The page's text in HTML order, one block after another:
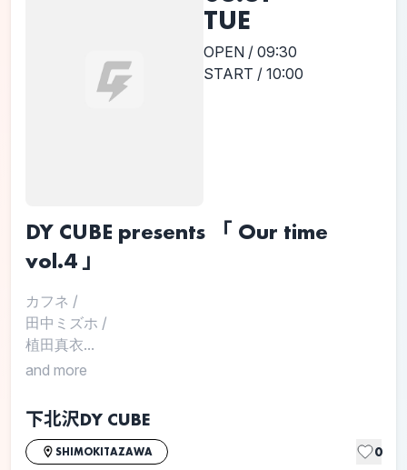
TUE
OPEN / 09:30
START / 10:00
DY CUBE presents 「 Our time
vol.4 」
カフネ /
田中ミズホ /
植田真衣...
and more
下北沢DY CUBE
SHIMOKITAZAWA 0